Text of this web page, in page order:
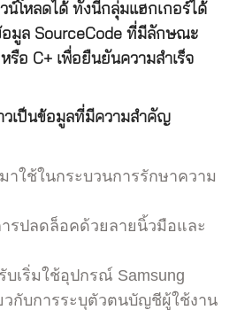
น์โหลดได้ ทั้งนี้กลุ่มแฮกเกอร์ได้
อมูล SourceCode ที่มีลักษณะ
รือ C+ เพื่อยืนยันความสำเร็จ
เป็นข้อมูลที่มีความสำคัญ
าใช้ในกระบวนการรักษาความ
รปลดล็อคด้วยลายนิ้วมือและ
บเริ่มใช้อุปกรณ์ Samsung
วกับการระบุตัวตนบัญชีผู้ใช้งาน